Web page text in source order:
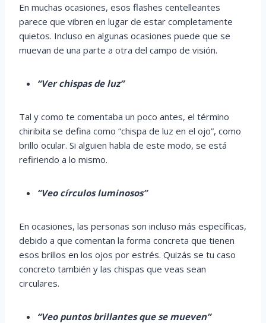
En muchas ocasiones, esos flashes centelleantes
parece que vibren en lugar de estar completamente
quietos. Incluso en algunas ocasiones puede que se
muevan de una parte a otra del campo de visión.
“Ver chispas de luz”
Tal y como te comentaba un poco antes, el término
chiribita se defina como “chispa de luz en el ojo”, como
brillo ocular. Si alguien habla de este modo, se está
refiriendo a lo mismo.
“Veo círculos luminosos”
En ocasiones, las personas son incluso más específicas,
debido a que comentan la forma concreta que tienen
esos brillos en los ojos por estrés. Quizás se tu caso
concreto también y las chispas que veas sean
circulares.
“Veo puntos brillantes que se mueven”